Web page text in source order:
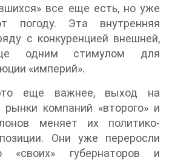
все еще есть, но уже
погоду. Эта внутренняя
с конкуренцией внешней,
одним стимулом для
«империй».
еще важнее, выход на
рынки компаний «второго» и
меняет их политико-
Они уже переросли
«своих» губернаторов и